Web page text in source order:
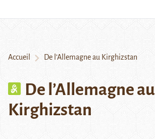
Accueil De l’Allemagne au Kirghizstan
De l’Allemagne au
Kirghizstan